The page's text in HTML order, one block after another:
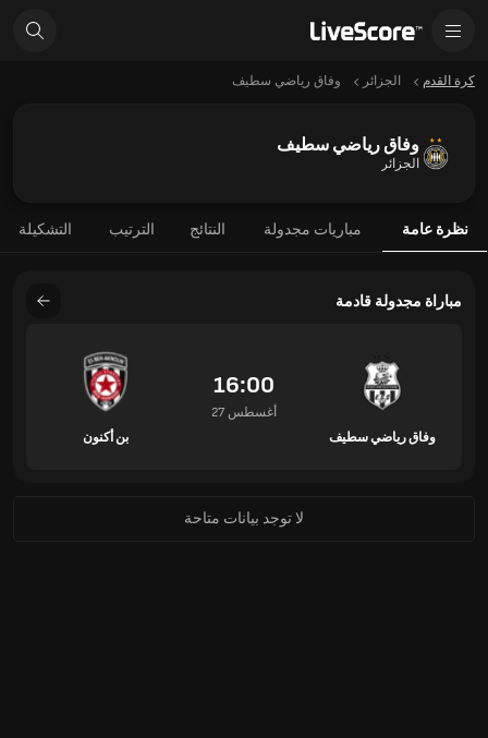
كرة القدم الجزائر وفاق رياضي سطيف
وفاق رياضي سطيف
الجزائر
نظرة عامة مباريات مجدولة النتائج الترتيب التشكيلة
مباراة مجدولة قادمة
وفاق رياضي سطيف
16:00
27 أغسطس
بن أكنون
لا توجد بيانات متاحة